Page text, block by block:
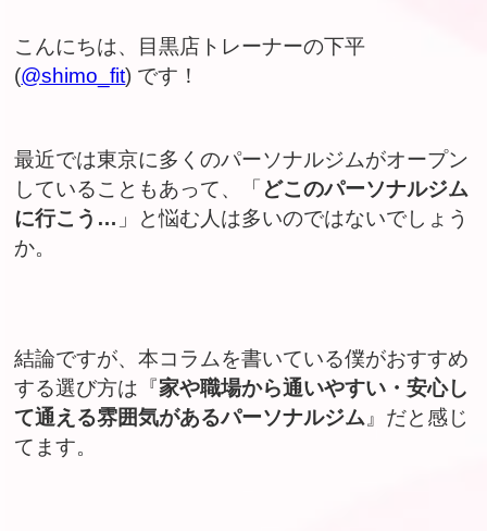
こんにちは、目黒店トレーナーの下平
(@shimo_fit) です！
最近では東京に多くのパーソナルジムがオープン
していることもあって、「 どこのパーソナルジム
に行こう… 」と悩む人は多いのではないでしょう
か。
結論ですが、本コラムを書いている僕がおすすめ
する選び方は『家や職場から通いやすい・安心し
て通える雰囲気があるパーソナルジム』だと感じ
てます。